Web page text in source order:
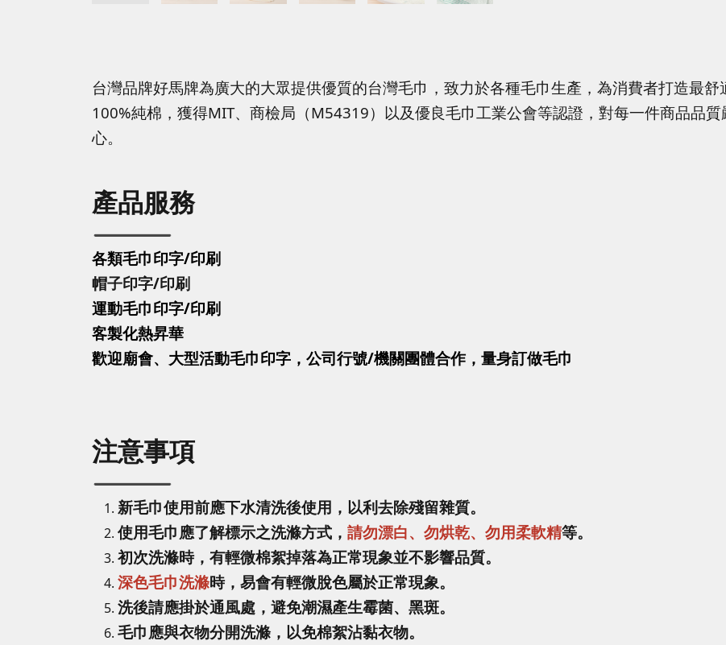
台灣品牌好馬牌為廣大的大眾提供優質的台灣毛巾，致力於各種毛巾生產，為消費者打造最舒
100%純棉，獲得MIT、商檢局（M54319）以及優良毛巾工業公會等認證，對每一件商品品
心。
產品服務
各類毛巾印字/印刷
帽子印字/印刷
運動毛巾印字/印刷
客製化熱昇華
歡迎廟會、大型活動毛巾印字，公司行號/機關團體合作，量身訂做毛巾
注意事項
新毛巾使用前應下水清洗後使用，以利去除殘留雜質。
使用毛巾應了解標示之洗滌方式， 請勿漂白、勿烘乾、勿用柔軟精等。
初次洗滌時，有輕微棉絮掉落為正常現象並不影響品質。
深色毛巾洗滌時，易會有輕微脫色屬於正常現象。
洗後請應掛於通風處，避免潮濕產生霉菌、黑斑。
毛巾應與衣物分開洗滌，以免棉絮沾黏衣物。